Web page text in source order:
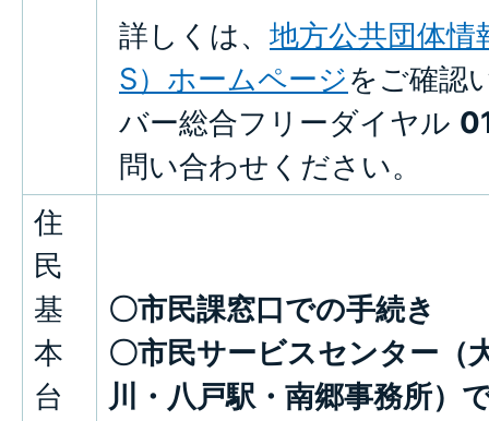
詳しくは、 地方公共団体
S）ホームページをご確認
バー総合フリーダイヤル
問い合わせください。
住
民
基
本
台
〇市民課窓口での手続き
〇市民サービスセンター（
川・八戸駅・南郷事務所）